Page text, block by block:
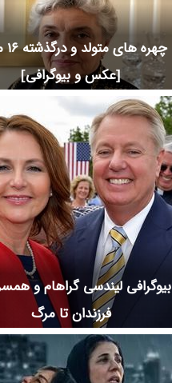
[عکس و بیوگرافی]
بیوگرافی لیندسی گراهام و
فرزندان تا مرگ